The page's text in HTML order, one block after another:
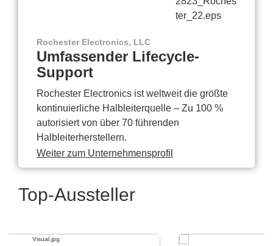
Rochester Electronics, LLC
Umfassender Lifecycle-
Support
Rochester Electronics ist weltweit die größte
kontinuierliche Halbleiterquelle – Zu 100 %
autorisiert von über 70 führenden
Halbleiterherstellern.
Weiter zum Unternehmensprofil
Top-Aussteller